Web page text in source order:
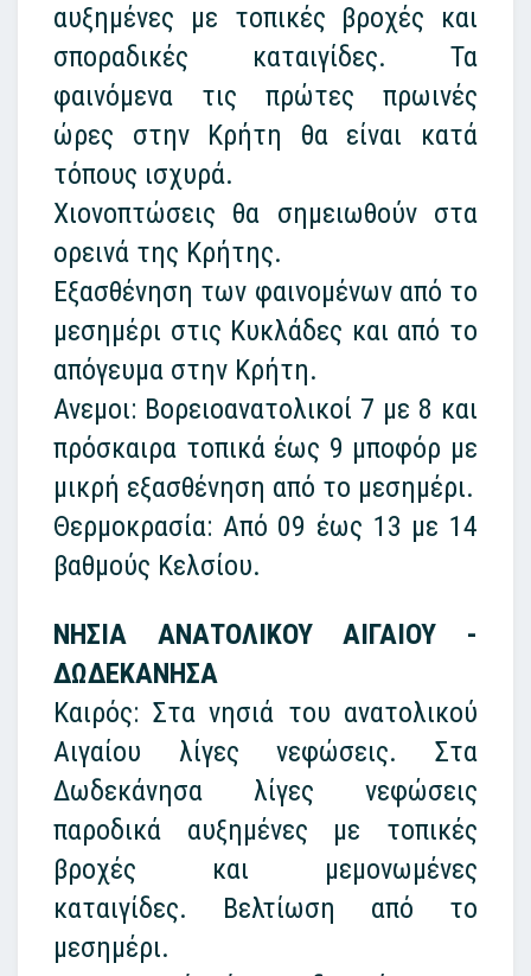
αυξημένες με τοπικές βροχές και
σποραδικές καταιγίδες. Τα
φαινόμενα τις πρώτες πρωινές
ώρες στην Κρήτη θα είναι κατά
τόπους ισχυρά.
Χιονοπτώσεις θα σημειωθούν στα
ορεινά της Κρήτης.
Εξασθένηση των φαινομένων από το
μεσημέρι στις Κυκλάδες και από το
απόγευμα στην Κρήτη.
Ανεμοι: Βορειοανατολικοί 7 με 8 και
πρόσκαιρα τοπικά έως 9 μποφόρ με
μικρή εξασθένηση από το μεσημέρι.
Θερμοκρασία: Από 09 έως 13 με 14
βαθμούς Κελσίου.
ΝΗΣΙΑ ΑΝΑΤΟΛΙΚΟΥ ΑΙΓΑΙΟΥ -
ΔΩΔΕΚΑΝΗΣΑ
Καιρός: Στα νησιά του ανατολικού
Αιγαίου λίγες νεφώσεις. Στα
Δωδεκάνησα λίγες νεφώσεις
παροδικά αυξημένες με τοπικές
βροχές και μεμονωμένες
καταιγίδες. Βελτίωση από το
μεσημέρι.